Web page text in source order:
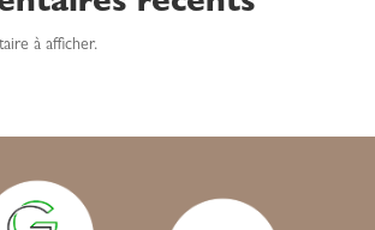
à afficher.